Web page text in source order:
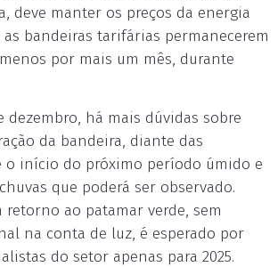
deve manter os preços da energia
as bandeiras tarifárias permanecerem
por mais um mês, durante
dezembro, há mais dúvidas sobre
da bandeira, diante das
o início do próximo período úmido e
que poderá ser observado.
retorno ao patamar verde, sem
na conta de luz, é esperado por
do setor apenas para 2025.